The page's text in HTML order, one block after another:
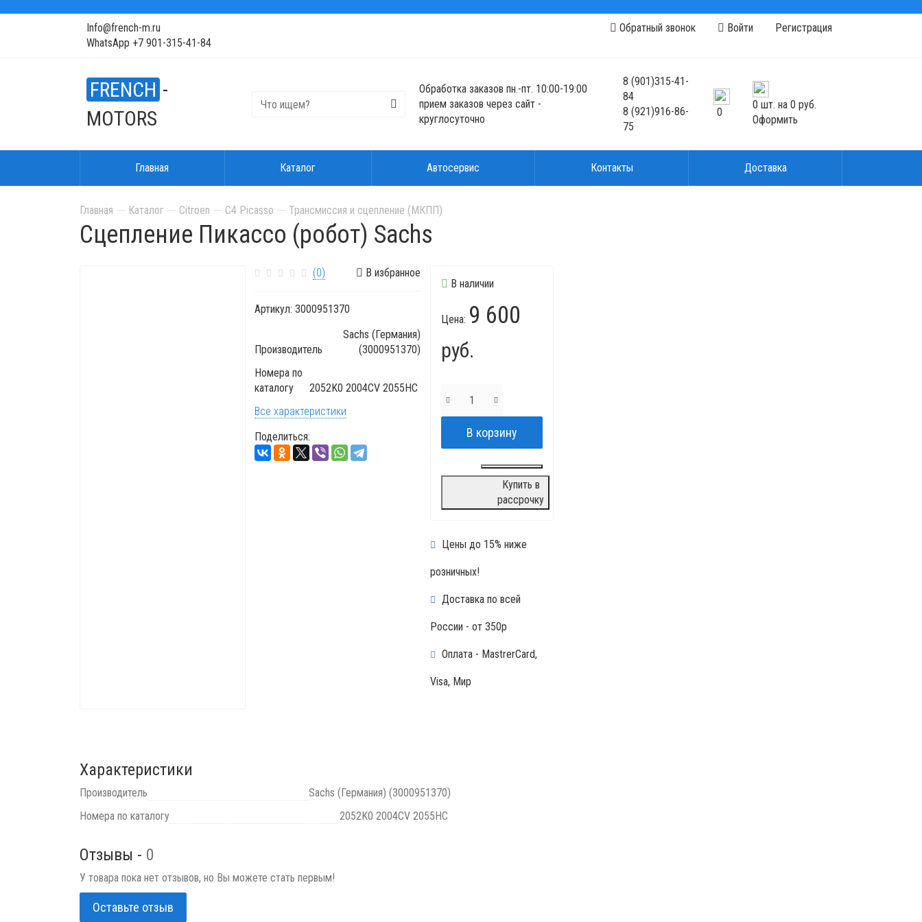
Info@french-m.ru
WhatsApp +7 901-315-41-84
Обратный звонок Войти Регистрация
FRENCH -
MOTORS
Обработка заказов пн.-пт. 10:00-19:00
прием заказов через сайт -
круглосуточно
8(901)315-41-
84
8(921)916-86-
75
0
0 шт. на 0 руб.
Оформить
Главная Каталог Автосервис Контакты Доставка
Главная Каталог Citroen C4 Picasso Трансмиссия и сцепление (МКПП)
Сцепление Пикассо (робот) Sachs
(0) В избранное
Артикул:3000951370
Производитель
Sachs (Германия)
(3000951370)
Номера по
каталогу
2052K0 2004CV 2055HC
Все характеристики
Поделиться:
В наличии
Цена: 9 600
руб.
Купить в
рассрочку
Цены до 15% ниже
розничных!
Доставка по всей
России - от 350р
Оплата - MastrerCard,
Visa, Мир
Характеристики
Производитель
Sachs (Германия) (3000951370)
Номера по каталогу
2052K0 2004CV 2055HC
Отзывы - 0
У товара пока нет отзывов, но Вы можете стать первым!
Оставьте отзыв